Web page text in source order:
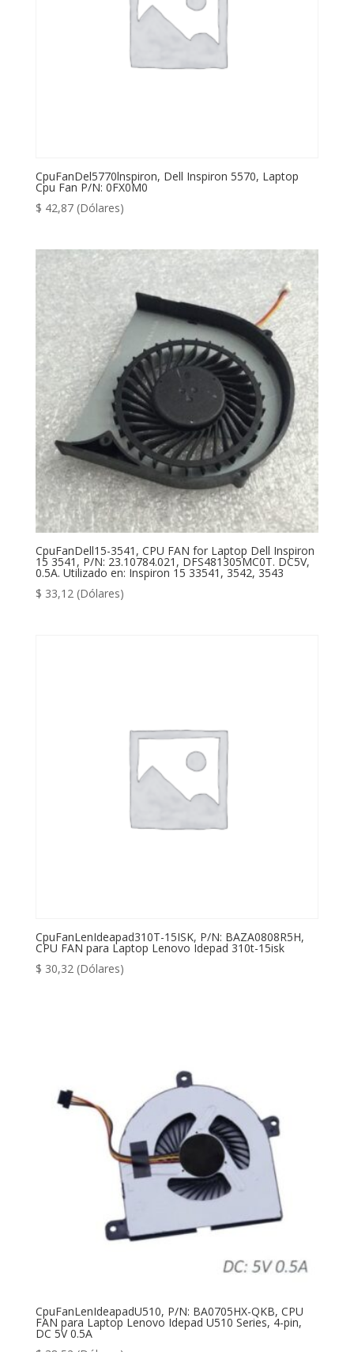
CpuFanDel5770lnspiron, Dell Inspiron 5570, Laptop
Cpu Fan P/N: 0FX0M0
$ 42,87 (Dólares)
CpuFanDell15-3541, CPU FAN for Laptop Dell Inspiron
15 3541, P/N: 23.10784.021, DFS481305MC0T. DC5V,
0.5A. Utilizado en: Inspiron 15 33541, 3542, 3543
$ 33,12 (Dólares)
CpuFanLenIdeapad310T-15ISK, P/N: BAZA0808R5H,
CPU FAN para Laptop Lenovo Idepad 310t-15isk
$ 30,32 (Dólares)
CpuFanLenIdeapadU510, P/N: BA0705HX-QKB, CPU
FAN para Laptop Lenovo Idepad U510 Series, 4-pin,
DC 5V 0.5A